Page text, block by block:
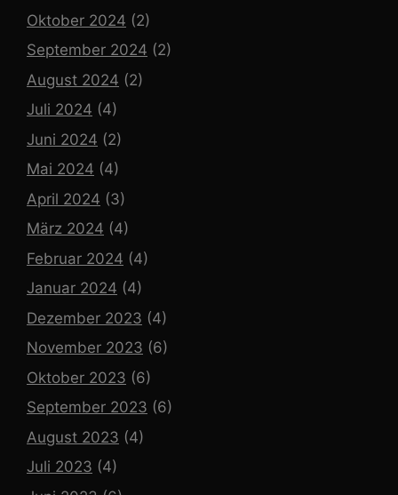
Oktober 2024 (2)
September 2024 (2)
August 2024 (2)
Juli 2024 (4)
Juni 2024 (2)
Mai 2024 (4)
April 2024 (3)
März 2024 (4)
Februar 2024 (4)
Januar 2024 (4)
Dezember 2023 (4)
November 2023 (6)
Oktober 2023 (6)
September 2023 (6)
August 2023 (4)
Juli 2023 (4)